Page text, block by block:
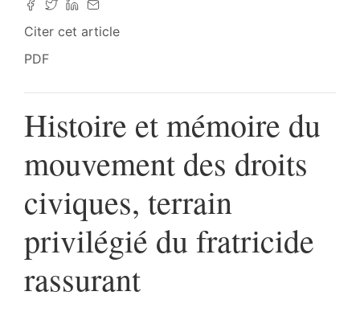
Citer cet article
PDF
Histoire et mémoire du
mouvement des droits
civiques, terrain
privilégié du fratricide
rassurant